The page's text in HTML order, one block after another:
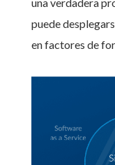
puede
en factores de